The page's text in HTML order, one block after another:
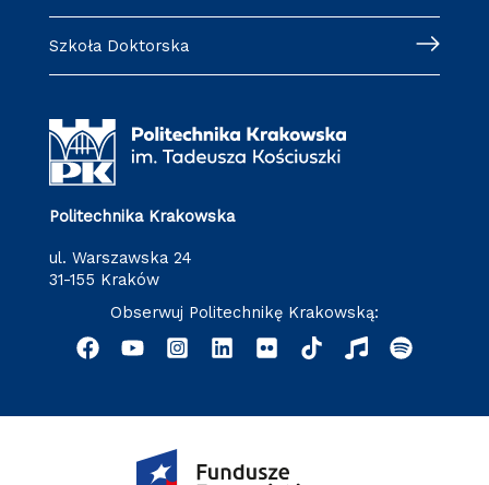
Szkoła Doktorska
Politechnika Krakowska
ul. Warszawska 24
31-155 Kraków
Obserwuj Politechnikę Krakowską: